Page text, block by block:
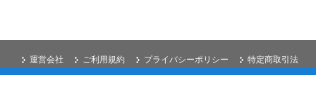
特定商取引法
プライバシーポリシー
ご利用規約
運営会社